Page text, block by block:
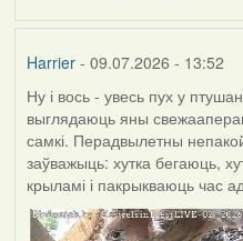
Harrier- 09.07.2026 - 13:52
Ну і вось - увесь пух у
выглядаюць яны
самкі. Перадвылетны
заўважыць: хутка бегаюць,
крыламі і пакрыкваюць час